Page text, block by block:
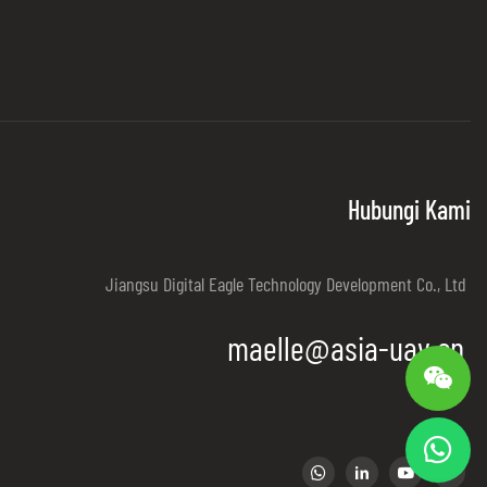
Hubungi Kami
Jiangsu Digital Eagle Technology Development Co., Ltd
maelle@asia-uav.cn